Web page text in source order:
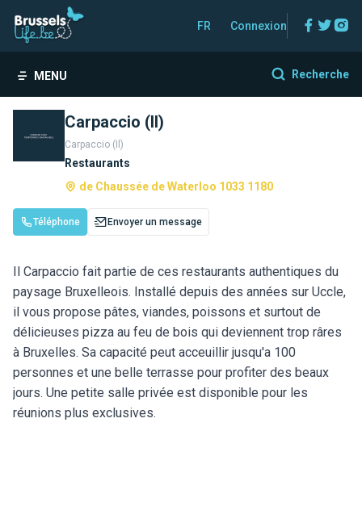
FR Connexion
MENU Recherche
Carpaccio (Il)
Carpaccio (Il)
Restaurants
de Chaussée de Waterloo 1033 1180
Téléphone Envoyer un message
Il Carpaccio fait partie de ces restaurants authentiques du
paysage Bruxelleois. Installé depuis des années sur Uccle,
il vous propose pâtes, viandes, poissons et surtout de
délicieuses pizza au feu de bois qui deviennent trop râres
à Bruxelles. Sa capacité peut acceuillir jusqu'a 100
personnes et une belle terrasse pour profiter des beaux
jours. Une petite salle privée est disponible pour les
réunions plus exclusives.